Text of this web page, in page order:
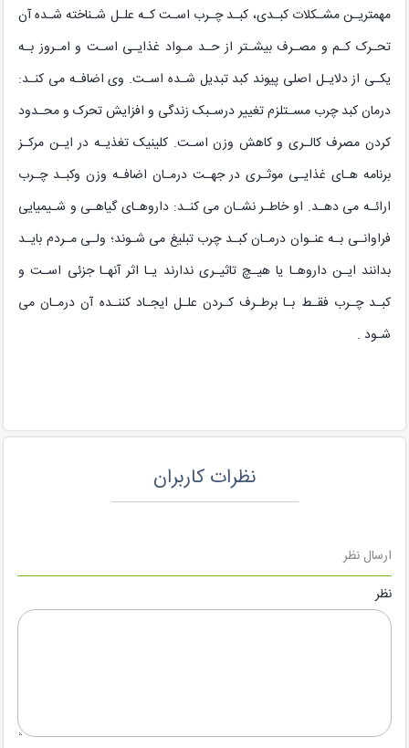
مهمتریـن مشـکلات کبـدی، کبـد چـرب اسـت کـه علـل شـناخته شـده آن
تحـرک کـم و مصـرف بیشـتر از حـد مـواد غذایـی اسـت و امـروز بـه
یکـی از دلایـل اصلی پیوند کبد تبدیل شـده اسـت. وی اضافـه می کنـد:
درمان کبد چرب مسـتلزم تغییر درسـبک زندگی و افزایش تحرک و محـدود
کردن مصرف کالـری و کاهش وزن اسـت. کلینیک تغذیـه در ایـن مرکـز
برنامه هـای غذایـی موثـری در جهـت درمـان اضافـه وزن وکبـد چـرب
ارائـه می دهـد. او خاطـر نشـان می کنـد: داروهـای گیاهـی و شـیمیایی
فراوانـی بـه عنـوان درمـان کبـد چرب تبلیغ می شـوند؛ ولـی مـردم بایـد
بدانند ایـن داروهـا یا هیـچ تاثیـری ندارند یـا اثر آنهـا جزئی اسـت و
کبـد چـرب فقـط بـا برطـرف کـردن علـل ایجـاد کننـده آن درمـان می
شـود .
نظرات کاربران
ارسال نظر
نظر